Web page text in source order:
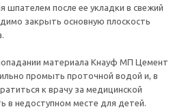
шпателем после ее укладки в свежий
закрыть основную плоскость
материала Кнауф МП Цемент
промыть проточной водой и, в
к врачу за медицинской
в недоступном месте для детей.